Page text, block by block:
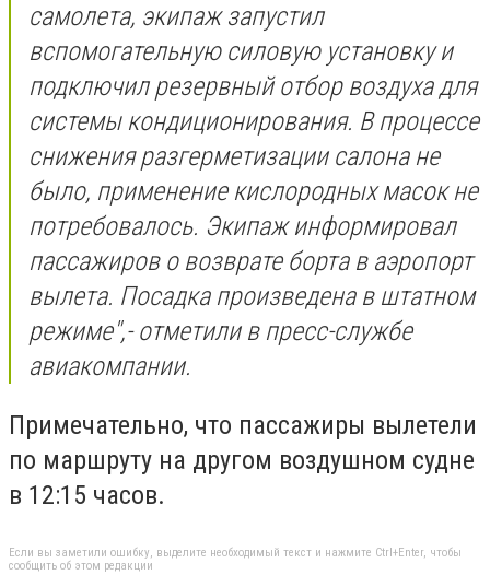
самолета, экипаж запустил
вспомогательную силовую установку и
подключил резервный отбор воздуха для
системы кондиционирования. В процессе
снижения разгерметизации салона не
было, применение кислородных масок не
потребовалось. Экипаж информировал
пассажиров о возврате борта в аэропорт
вылета. Посадка произведена в штатном
режиме",- отметили в пресс-службе
авиакомпании.
Примечательно, что пассажиры вылетели
по маршруту на другом воздушном судне
в 12:15 часов.
Если вы заметили ошибку, выделите необходимый текст и нажмите Ctrl+Enter, чтобы
сообщить об этом редакции